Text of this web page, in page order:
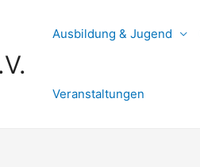
Ausbildung & Jugend
Veranstaltungen